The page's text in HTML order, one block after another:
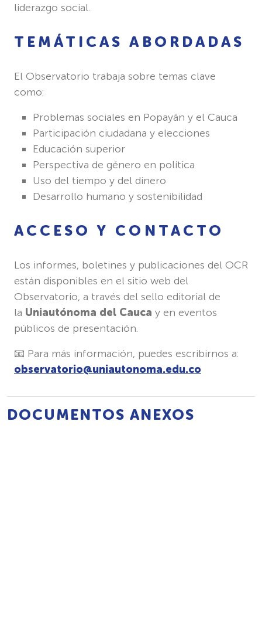
liderazgo social.
TEMÁTICAS ABORDADAS
El Observatorio trabaja sobre temas clave
como:
Problemas sociales en Popayán y el Cauca
Participación ciudadana y elecciones
Educación superior
Perspectiva de género en política
Uso del tiempo y del dinero
Desarrollo humano y sostenibilidad
ACCESO Y CONTACTO
Los informes, boletines y publicaciones del OCR
están disponibles en el sitio web del
Observatorio, a través del sello editorial de
la Uniautónoma del Cauca y en eventos
públicos de presentación.
📧 Para más información, puedes escribirnos a:
observatorio@uniautonoma.edu.co
DOCUMENTOS ANEXOS